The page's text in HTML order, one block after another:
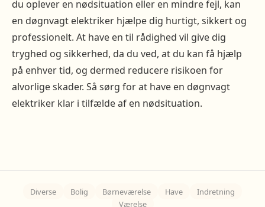
du oplever en nødsituation eller en mindre fejl, kan
en døgnvagt elektriker hjælpe dig hurtigt, sikkert og
professionelt. At have en til rådighed vil give dig
tryghed og sikkerhed, da du ved, at du kan få hjælp
på enhver tid, og dermed reducere risikoen for
alvorlige skader. Så sørg for at have en døgnvagt
elektriker klar i tilfælde af en nødsituation.
Diverse Bolig Børneværelse Have
Indretning
Værelse